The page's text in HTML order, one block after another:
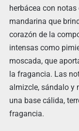
herbácea con
mandarina que
corazón de la
intensas como
moscada, que
la fragancia. Las
almizcle, sándalo y
una base cálida,
fragancia.